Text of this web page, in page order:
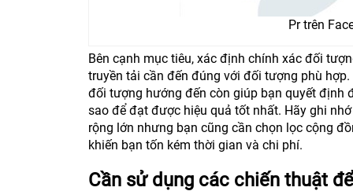
Pr trên
Bên cạnh mục tiêu, xác định chính xác đối
truyền tải cần đến đúng với đối tượng phù
đối tượng hướng đến còn giúp bạn quyết định
sao để đạt được hiệu quả tốt nhất. Hãy ghi
rộng lớn nhưng bạn cũng cần chọn lọc cộng
khiến bạn tốn kém thời gian và chi phí.
Cần sử dụng các chiến thuật